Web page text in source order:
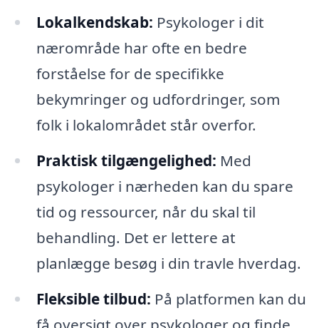
Lokalkendskab: Psykologer i dit
nærområde har ofte en bedre
forståelse for de specifikke
bekymringer og udfordringer, som
folk i lokalområdet står overfor.
Praktisk tilgængelighed: Med
psykologer i nærheden kan du spare
tid og ressourcer, når du skal til
behandling. Det er lettere at
planlægge besøg i din travle hverdag.
Fleksible tilbud: På platformen kan du